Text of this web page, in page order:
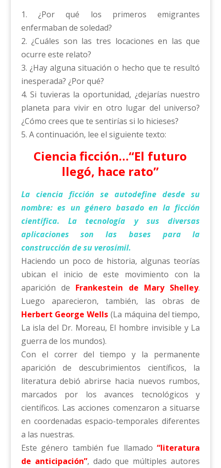
1. ¿Por qué los primeros emigrantes
enfermaban de soledad?
2. ¿Cuáles son las tres locaciones en las que
ocurre este relato?
3. ¿Hay alguna situación o hecho que te resultó
inesperada? ¿Por qué?
4. Si tuvieras la oportunidad, ¿dejarías nuestro
planeta para vivir en otro lugar del universo?
¿Cómo crees que te sentirías si lo hicieses?
5. A continuación, lee el siguiente texto:
Ciencia ficción…“El futuro
llegó, hace rato”
La ciencia ficción se autodefine desde su
nombre: es un género basado en la ficción
científica. La tecnología y sus diversas
aplicaciones son las bases para la
construcción de su verosímil.
Haciendo un poco de historia, algunas teorías
ubican el inicio de este movimiento con la
aparición de Frankestein de Mary Shelley.
Luego aparecieron, también, las obras de
Herbert George Wells (La máquina del tiempo,
La isla del Dr. Moreau, El hombre invisible y La
guerra de los mundos).
Con el correr del tiempo y la permanente
aparición de descubrimientos científicos, la
literatura debió abrirse hacia nuevos rumbos,
marcados por los avances tecnológicos y
científicos. Las acciones comenzaron a situarse
en coordenadas espacio-temporales diferentes
a las nuestras.
Este género también fue llamado“literatura
de anticipación”, dado que múltiples autores